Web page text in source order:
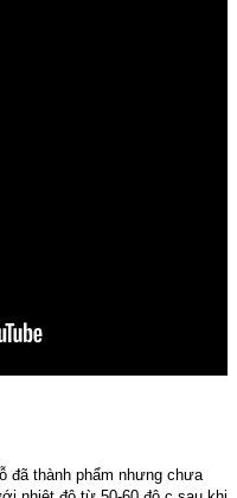
đã thành phẩm nhưng chưa